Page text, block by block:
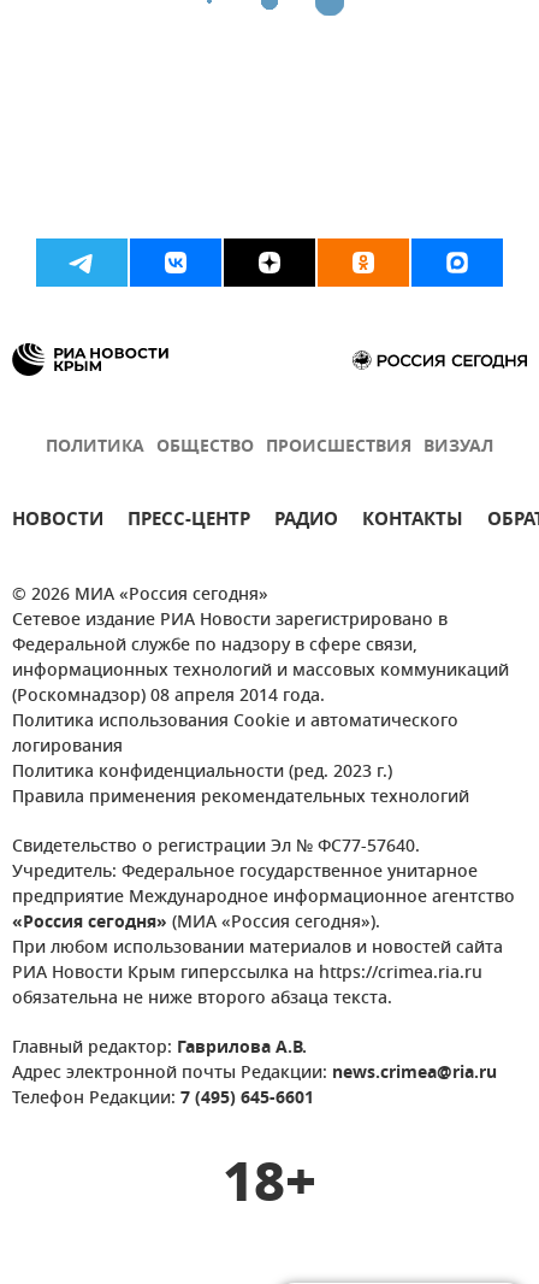
ПОЛИТИКА ОБЩЕСТВО ПРОИСШЕСТВИЯ ВИЗУАЛ
НОВОСТИ ПРЕСС-ЦЕНТР РАДИО КОНТАКТЫ
© 2026 МИА «Россия сегодня»
Сетевое издание РИА Новости зарегистрировано в
Федеральной службе по надзору в сфере связи,
информационных технологий и массовых коммуникаций
(Роскомнадзор) 08 апреля 2014 года.
Политика использования Cookie и автоматического
логирования
Политика конфиденциальности (ред. 2023 г.)
Правила применения рекомендательных технологий
Свидетельство о регистрации Эл № ФС77-57640.
Учредитель: Федеральное государственное унитарное
предприятие Международное информационное агентство
«Россия сегодня» (МИА «Россия сегодня»).
При любом использовании материалов и новостей сайта
РИА Новости Крым гиперссылка на https://crimea.ria.ru
обязательна не ниже второго абзаца текста.
Главный редактор: Гаврилова А.В.
Адрес электронной почты Редакции: news.crimea@ria.ru
Телефон Редакции: 7 (495) 645-6601
18+